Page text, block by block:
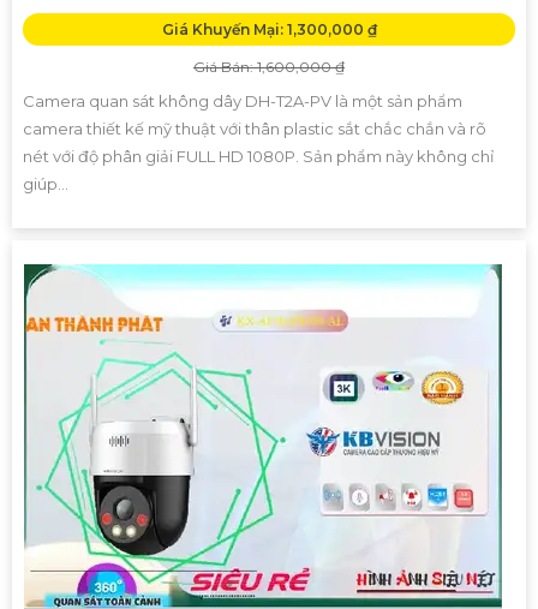
Giá Khuyến Mại: 1,300,000 ₫
Giá Bán: 1,600,000 ₫
Camera quan sát không dây DH-T2A-PV là một sản phẩm
camera thiết kế mỹ thuật với thân plastic sắt chắc chắn và rõ
nét với độ phân giải FULL HD 1080P. Sản phẩm này không chỉ
giúp...